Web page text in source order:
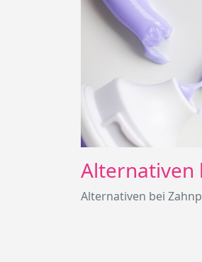
Alternativen
Alternativen bei